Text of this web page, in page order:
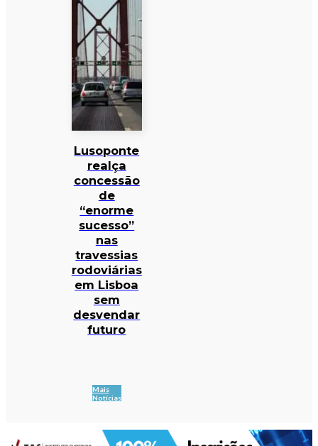
Lusoponte
realça
concessão
de
“enorme
sucesso”
nas
travessias
rodoviárias
em Lisboa
sem
desvendar
futuro
Mais
Notícias